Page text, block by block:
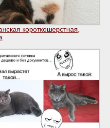
короткошерстная,